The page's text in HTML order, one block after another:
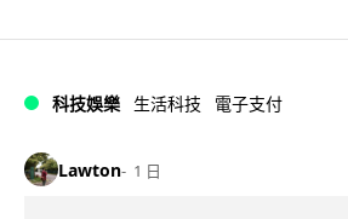
科技娛樂 生活科技 電子支付
Lawton 1 日